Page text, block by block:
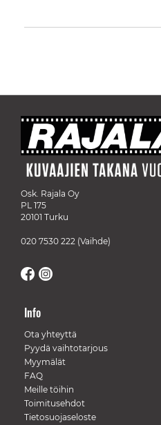
Osk. Rajala Oy
PL 175
20101 Turku
020 7530 222 (Vaihde)
Info
Ota yhteyttä
Pyydä vaihtotarjous
Myymälät
FAQ
Meille töihin
Toimitusehdot
Tietosuojaseloste